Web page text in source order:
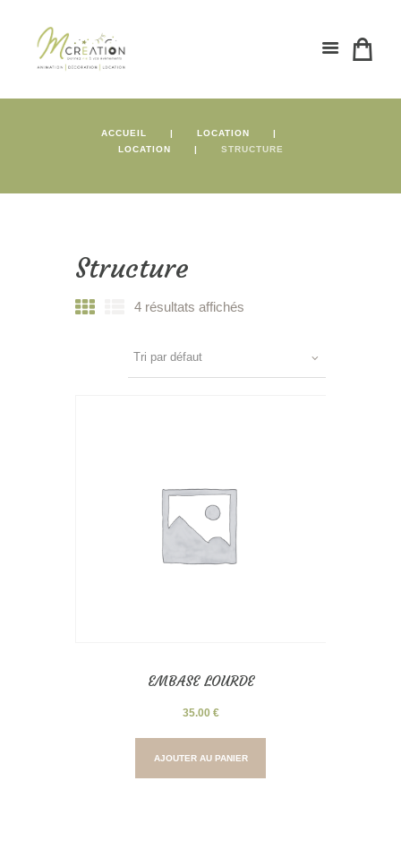
ACCUEIL
LOCATION
LOCATION
STRUCTURE
Structure
4 résultats affichés
EMBASE LOURDE
35.00 €
AJOUTER AU PANIER